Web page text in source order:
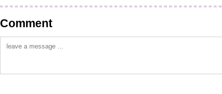
Comment